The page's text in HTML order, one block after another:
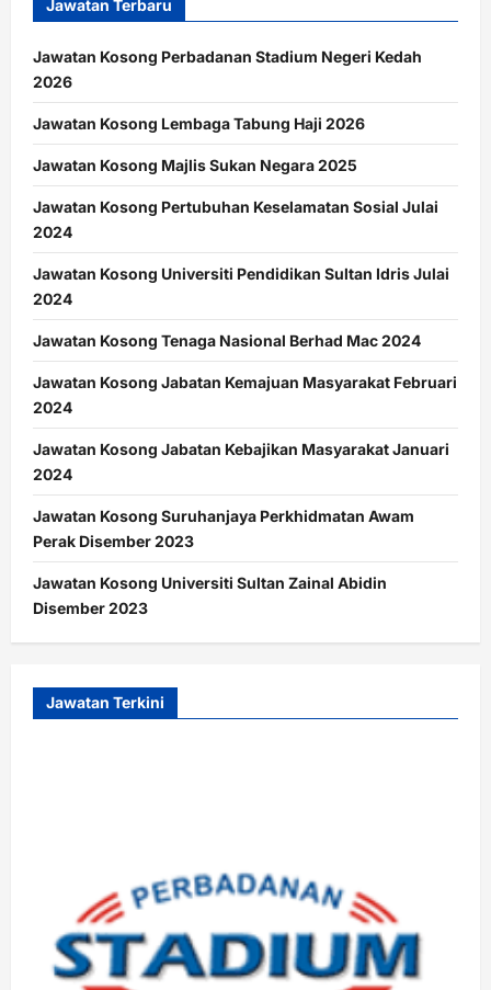
Jawatan Terbaru
Jawatan Kosong Perbadanan Stadium Negeri Kedah
2026
Jawatan Kosong Lembaga Tabung Haji 2026
Jawatan Kosong Majlis Sukan Negara 2025
Jawatan Kosong Pertubuhan Keselamatan Sosial Julai
2024
Jawatan Kosong Universiti Pendidikan Sultan Idris Julai
2024
Jawatan Kosong Tenaga Nasional Berhad Mac 2024
Jawatan Kosong Jabatan Kemajuan Masyarakat Februari
2024
Jawatan Kosong Jabatan Kebajikan Masyarakat Januari
2024
Jawatan Kosong Suruhanjaya Perkhidmatan Awam
Perak Disember 2023
Jawatan Kosong Universiti Sultan Zainal Abidin
Disember 2023
Jawatan Terkini